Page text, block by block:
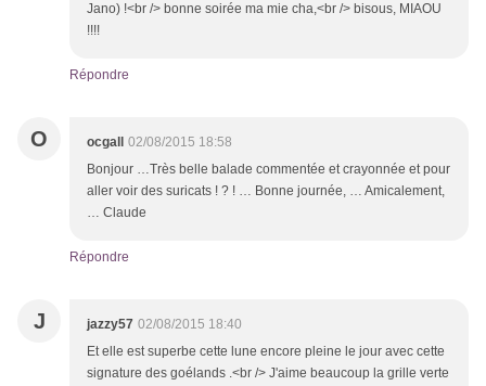
Jano) !<br /> bonne soirée ma mie cha,<br /> bisous, MIAOU
!!!!
Répondre
O ocgall
02/08/2015 18:58
Bonjour …Très belle balade commentée et crayonnée et pour
aller voir des suricats ! ? ! … Bonne journée, … Amicalement,
… Claude
Répondre
J jazzy57 02/08/2015 18:40
Et elle est superbe cette lune encore pleine le jour avec cette
signature des goélands .<br /> J'aime beaucoup la grille verte